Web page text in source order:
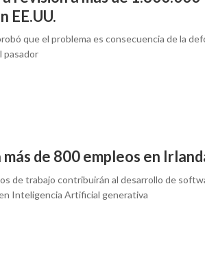
EE.UU.
que el problema es consecuencia de la
pasador
de 800 empleos en
de trabajo contribuirán al desarrollo de
Inteligencia Artificial generativa